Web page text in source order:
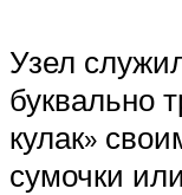
Узел
буквально
кулак»
сумочки